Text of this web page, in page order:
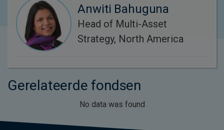
Anwiti Bahuguna
Head of Multi-Asset
Strategy, North America
Gerelateerde fondsen
No data was found